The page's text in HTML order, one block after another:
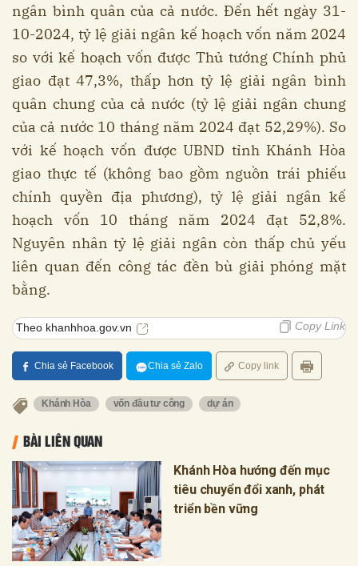
ngân bình quân của cả nước. Đến hết ngày 31-
10-2024, tỷ lệ giải ngân kế hoạch vốn năm 2024
so với kế hoạch vốn được Thủ tướng Chính phủ
giao đạt 47,3%, thấp hơn tỷ lệ giải ngân bình
quân chung của cả nước (tỷ lệ giải ngân chung
của cả nước 10 tháng năm 2024 đạt 52,29%). So
với kế hoạch vốn được UBND tỉnh Khánh Hòa
giao thực tế (không bao gồm nguồn trái phiếu
chính quyền địa phương), tỷ lệ giải ngân kế
hoạch vốn 10 tháng năm 2024 đạt 52,8%.
Nguyên nhân tỷ lệ giải ngân còn thấp chủ yếu
liên quan đến công tác đền bù giải phóng mặt
bằng.
Theo khanhhoa.gov.vn Copy Link
Chia sẻ Facebook Chia sẻ Zalo Copy link
Khánh Hòa vốn đầu tư công dự án
BÀI LIÊN QUAN
Khánh Hòa hướng đến mục
tiêu chuyển đổi xanh, phát
triển bền vững